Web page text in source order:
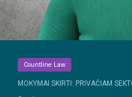
Countline Law
MOKYMAI SKIRTI: PRIVAČIAM